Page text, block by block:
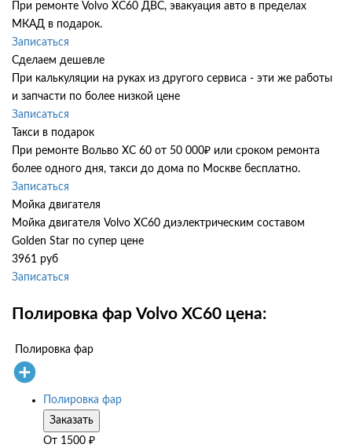
При ремонте Volvo XC60 ДВС, эвакуация авто в пределах
МКАД в подарок.
Записаться
Сделаем дешевле
При калькуляции на руках из другого сервиса - эти же работы
и запчасти по более низкой цене
Записаться
Такси в подарок
При ремонте Вольво ХС 60 от 50 000₽ или сроком ремонта
более одного дня, такси до дома по Москве бесплатно.
Записаться
Мойка двигателя
Мойка двигателя Volvo XC60 диэлектрическим составом
Golden Star по супер цене
3961 руб
Записаться
Полировка фар Volvo XC60 цена:
Полировка фар
Полировка фар
Заказать
От 1500 ₽